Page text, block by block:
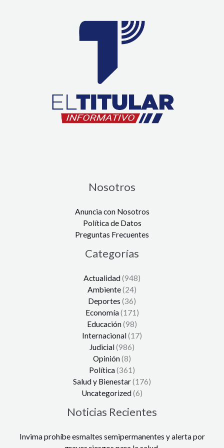
Nosotros
Anuncia con Nosotros
Política de Datos
Preguntas Frecuentes
Categorías
Actualidad(948)
Ambiente(24)
Deportes (36)
Economía(171)
Educación(98)
Internacional(17)
Judicial(986)
Opinión(8)
Política(361)
Salud y Bienestar(176)
Uncategorized(6)
Noticias Recientes
Invima prohíbe esmaltes semipermanentes y alerta por